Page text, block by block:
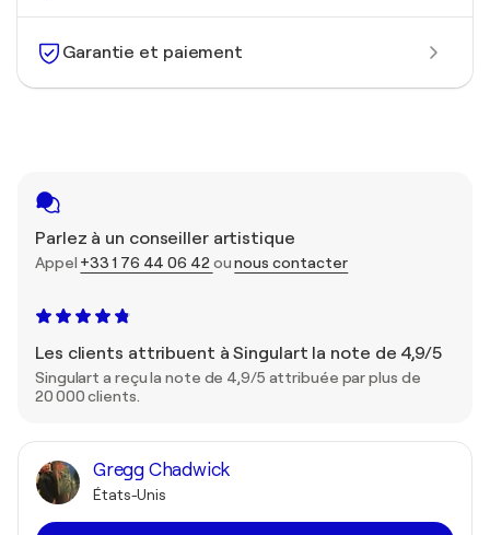
Garantie et paiement
Parlez à un conseiller artistique
Appel +33 1 76 44 06 42 ounous contacter
Les clients attribuent à Singulart la note de 4,9/5
Singulart a reçu la note de 4,9/5 attribuée par plus de
20 000 clients.
Gregg Chadwick
États-Unis